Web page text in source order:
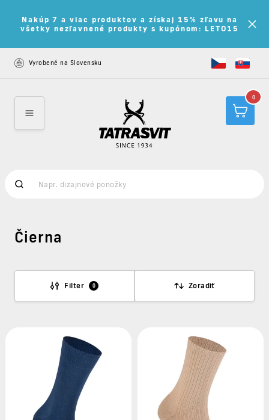
Nakúp 7 a viac produktov a získaj 15% zľavu na
všetky nezľavnené produkty s kupónom: LETO15
Vyrobené na Slovensku
0
Čierna
Filter 0 Zoradiť